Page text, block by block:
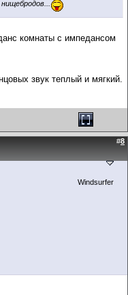
комнаты с импедансом
звук теплый и мягкий.
#8
Windsurfer